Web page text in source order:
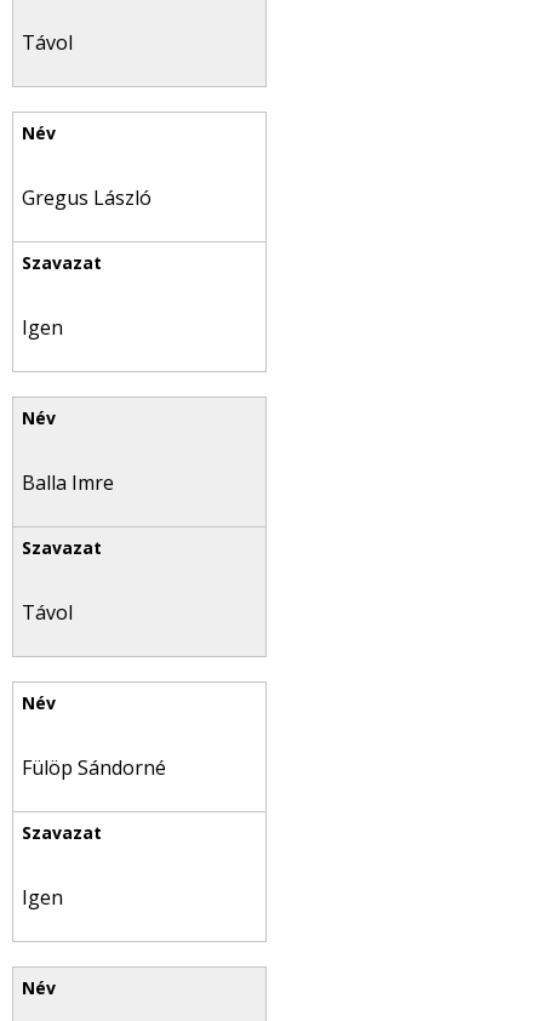
Távol
Gregus László
Igen
Balla Imre
Távol
Fülöp Sándorné
Igen